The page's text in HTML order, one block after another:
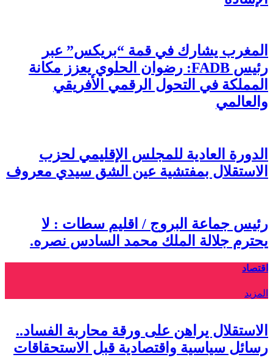
المغرب يشارك في قمة “بريكس” عبر
رئيس FADB: رضوان الحلوي يعزز مكانة
المملكة في التحول الرقمي الأفريقي
والعالمي
الدورة العادية للمجلس الإقليمي لحزب
الاستقلال بمفتشية عين الشق سيدي معروف
رئيس جماعة البروج / اقليم سطات : لا
يحترم جلالة الملك محمد السادس نصره.
اقتصاد
المزيد
الاستقلال يراهن على ورقة محاربة الفساد..
رسائل سياسية واقتصادية قبل الاستحقاقات